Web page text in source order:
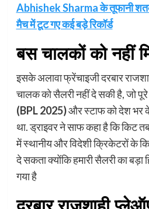
Abhishek Sharma के तूफानी शतक
मैच में टूट गए कई बड़े रिकॉर्ड
बस चालकों को नहीं
इसके अलावा फ्रेंचाइजी दरबार
चालक को सैलरी नहीं दे सकी है, जो पूरे
(BPL 2025)और स्टाफ को देश भर के
था. ड्राइवर ने साफ कहा है कि किट
में स्थानीय और विदेशी क्रिकेटरों के
दे सकता क्योंकि हमारी सैलरी का बड़ा
गया है